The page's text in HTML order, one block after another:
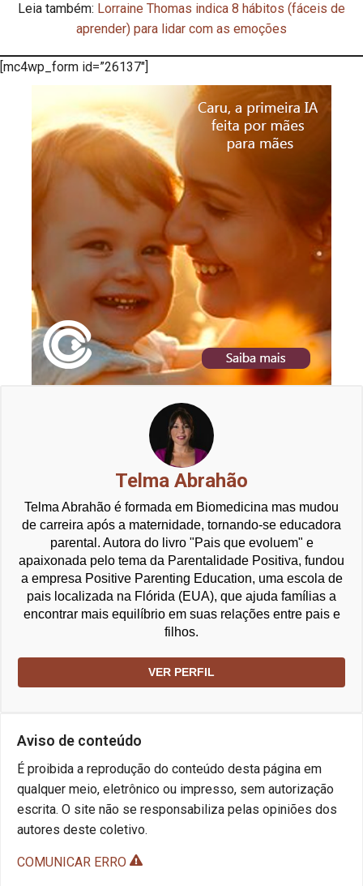
Leia também: Lorraine Thomas indica 8 hábitos (fáceis de
aprender) para lidar com as emoções
[mc4wp_form id=”26137″]
Telma Abrahão
Telma Abrahão é formada em Biomedicina mas mudou
de carreira após a maternidade, tornando-se educadora
parental. Autora do livro "Pais que evoluem" e
apaixonada pelo tema da Parentalidade Positiva, fundou
a empresa Positive Parenting Education, uma escola de
pais localizada na Flórida (EUA), que ajuda famílias a
encontrar mais equilíbrio em suas relações entre pais e
filhos.
VER PERFIL
Aviso de conteúdo
É proibida a reprodução do conteúdo desta página em
qualquer meio, eletrônico ou impresso, sem autorização
escrita. O site não se responsabiliza pelas opiniões dos
autores deste coletivo.
COMUNICAR ERRO